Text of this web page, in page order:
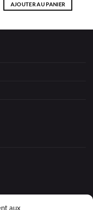
aux
AJOUTER AU PANIER